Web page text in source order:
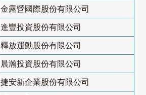
金露營國際股份有限公司
進豐投資股份有限公司
釋放運動股份有限公司
晨瀚投資股份有限公司
捷安新企業股份有限公司